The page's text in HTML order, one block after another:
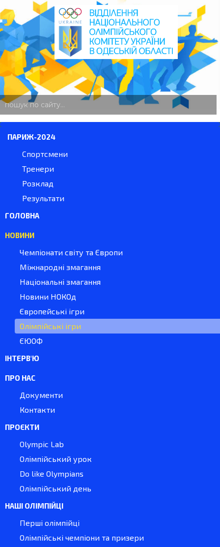
пошук
по
ПАРИЖ-2024
Спортсмени
Тренери
Розклад
Результати
ГОЛОВНА
НОВИНИ
Чемпіонати світу та Європи
Міжнародні змагання
Національні змагання
Новини НОКОд
Європейські ігри
Олімпійські ігри
ЄЮОФ
ІНТЕРВ'Ю
ПРО НАС
Документи
Контакти
ПРОЄКТИ
Olympic Lab
Олімпійський урок
Do like Olympians
Олімпійський день
НАШІ ОЛІМПІЙЦІ
Перші олімпійці
Олімпійські чемпіони та призери